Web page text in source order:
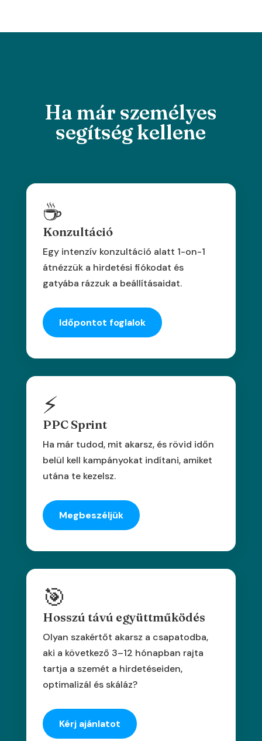
Ha már személyes
segítség kellene
☕
Konzultáció
Egy intenzív konzultáció alatt 1-on-1
átnézzük a hirdetési fiókodat és
gatyába rázzuk a beállításaidat.
Időpontot foglalok
⚡
PPC Sprint
Ha már tudod, mit akarsz, és rövid időn
belül kell kampányokat indítani, amiket
utána te kezelsz.
Megbeszéljük
🎯
Hosszú távú együttműködés
Olyan szakértőt akarsz a csapatodba,
aki a következő 3–12 hónapban rajta
tartja a szemét a hirdetéseiden,
optimalizál és skáláz?
Kérj ajánlatot